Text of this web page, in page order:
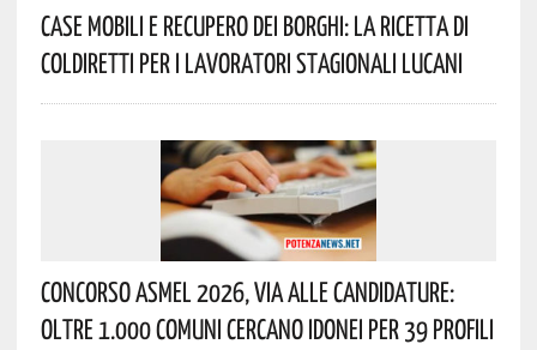
Case Mobili E Recupero Dei Borghi: La Ricetta Di
Coldiretti Per I Lavoratori Stagionali Lucani
Concorso Asmel 2026, Via Alle Candidature:
Oltre 1.000 Comuni Cercano Idonei Per 39 Profili